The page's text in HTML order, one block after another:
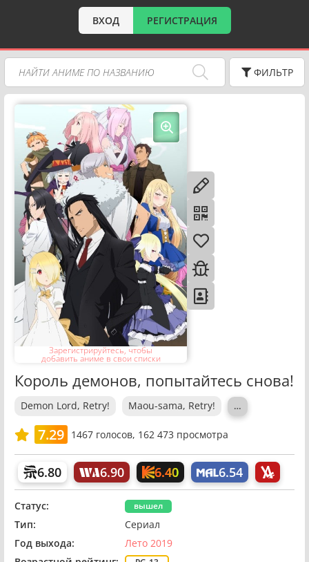
ВХОД РЕГИСТРАЦИЯ
ФИЛЬТР
Зарегистрируйтесь, чтобы
добавить аниме в свои списки
Король демонов, попытайтесь снова!
Demon Lord, Retry! Maou-sama, Retry! …
7.29 1467голосов, 162 473 просмотра
6.80 6.90 6.40 6.54
Статус: вышел
Тип:
Сериал
Год выхода:
Лето 2019